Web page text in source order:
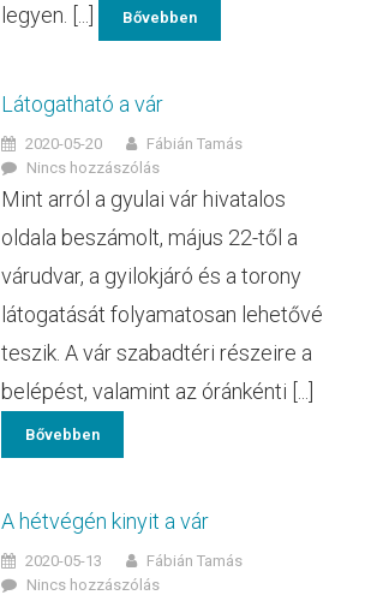
legyen. [...]
Bővebben
Látogatható a vár
2020-05-20
Fábián Tamás
Nincs hozzászólás
Mint arról a gyulai vár hivatalos
oldala beszámolt, május 22-től a
várudvar, a gyilokjáró és a torony
látogatását folyamatosan lehetővé
teszik. A vár szabadtéri részeire a
belépést, valamint az óránkénti [...]
Bővebben
A hétvégén kinyit a vár
2020-05-13
Fábián Tamás
Nincs hozzászólás